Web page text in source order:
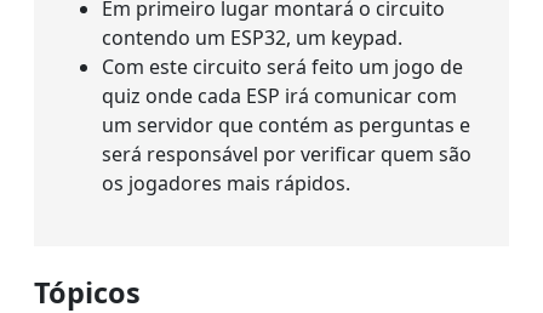
Em primeiro lugar montará o circuito
contendo um ESP32, um keypad.
Com este circuito será feito um jogo de
quiz onde cada ESP irá comunicar com
um servidor que contém as perguntas e
será responsável por verificar quem são
os jogadores mais rápidos.
Tópicos